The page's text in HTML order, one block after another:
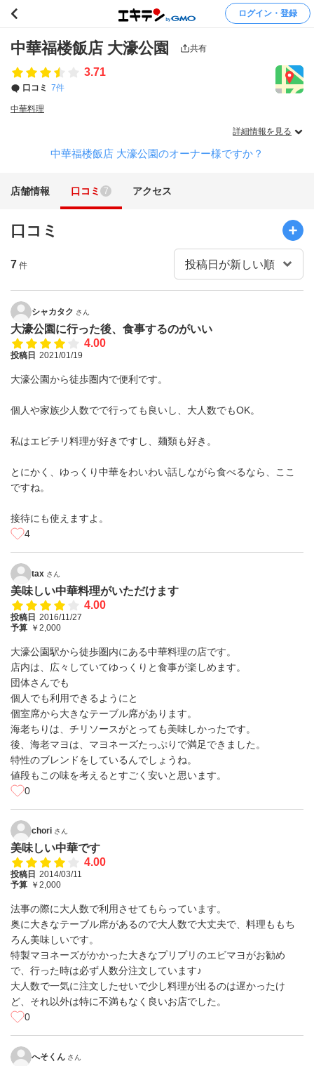
ログイン・登録
中華福楼飯店 大濠公園 共有
3.71
口コミ 7件
中華料理
詳細情報を見る
中華福楼飯店 大濠公園のオーナー様ですか？
店舗情報 口コミ 7 アクセス
口コミ
7 件
シャカタク さん
大濠公園に行った後、食事するのがいい
4.00
投稿日 2021/01/19
大濠公園から徒歩圏内で便利です。
個人や家族少人数でで行っても良いし、大人数でもOK。
私はエビチリ料理が好きですし、麺類も好き。
とにかく、ゆっくり中華をわいわい話しながら食べるなら、ここ
ですね。
接待にも使えますよ。
4
tax さん
美味しい中華料理がいただけます
4.00
投稿日 2016/11/27
予算 ￥2,000
大濠公園駅から徒歩圏内にある中華料理の店です。
店内は、広々していてゆっくりと食事が楽しめます。
団体さんでも
個人でも利用できるようにと
個室席から大きなテーブル席があります。
海老ちりは、チリソースがとっても美味しかったです。
後、海老マヨは、マヨネーズたっぷりで満足できました。
特性のブレンドをしているんでしょうね。
値段もこの味を考えるとすごく安いと思います。
0
chori さん
美味しい中華です
4.00
投稿日 2014/03/11
予算 ￥2,000
法事の際に大人数で利用させてもらっています。
奥に大きなテーブル席があるので大人数で大丈夫で、料理ももち
ろん美味しいです。
特製マヨネーズがかかった大きなプリプリのエビマヨがお勧め
で、行った時は必ず人数分注文しています♪
大人数で一気に注文したせいで少し料理が出るのは遅かったけ
ど、それ以外は特に不満もなく良いお店でした。
0
へそくん さん